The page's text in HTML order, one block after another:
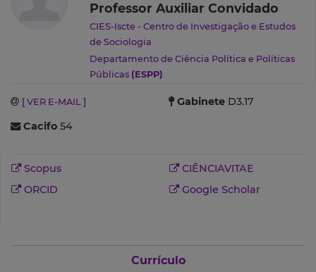
Professor Auxiliar Convidado
CIES-Iscte - Centro de Investigação e Estudos
de Sociologia
Departamento de Ciência Política e Políticas
Públicas (ESPP)
[ VER E-MAIL ] Gabinete D3.17
Cacifo 54
Scopus
CIÊNCIAVITAE
ORCID
Google Scholar
Currículo